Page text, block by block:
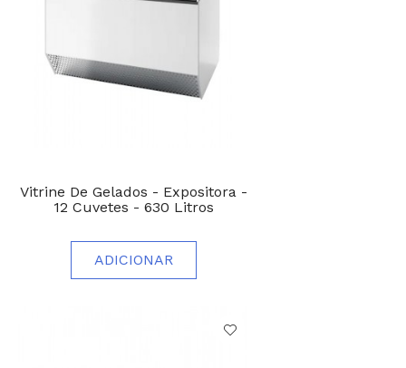
Vitrine De Gelados - Expositora -
12 Cuvetes - 630 Litros
ADICIONAR